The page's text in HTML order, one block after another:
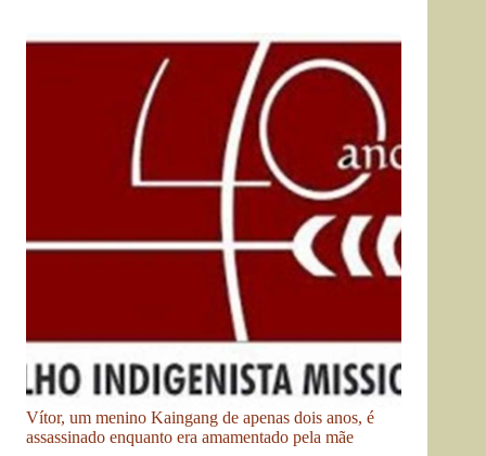
Vítor, um menino Kaingang de apenas dois anos, é
assassinado enquanto era amamentado pela mãe